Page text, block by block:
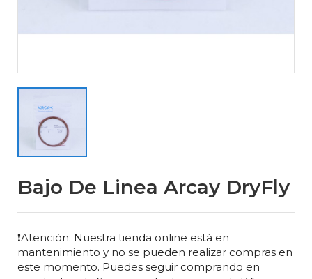
Bajo De Linea Arcay DryFly
❗Atención: Nuestra tienda online está en
mantenimiento y no se pueden realizar compras en
este momento. Puedes seguir comprando en